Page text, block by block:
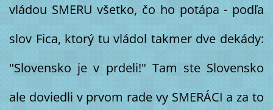
vládou SMERU všetko, čo ho potápa - podľa
slov Fica, ktorý tu vládol takmer dve dekády:
"Slovensko je v prdeli!" Tam ste Slovensko
ale doviedli v prvom rade vy SMERÁCI a za to